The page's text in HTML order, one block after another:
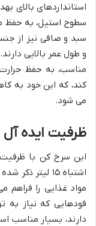
استانداردهای بالای
سطوح استیل، به حفظ
سبد و صافی نیز از
و طول عمر بالایی
مناسب، به حفظ
کند، که این خود به
می شود.
ظرفیت ایده
اشتباه ۱۵
مواد غذایی را فراهم
فودهایی که نیاز به
دارند، بسیار مناسب